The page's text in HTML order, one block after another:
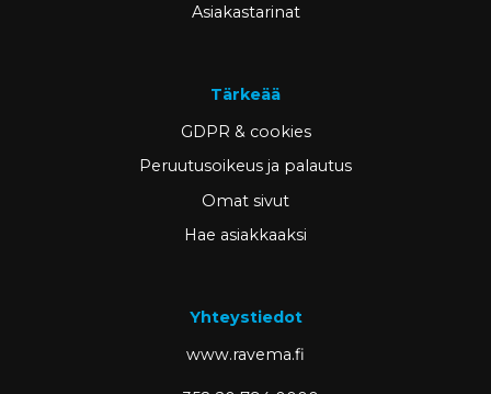
Asiakastarinat
Tärkeää
GDPR & cookies
Peruutusoikeus ja palautus
Omat sivut
Hae asiakkaaksi
Yhteystiedot
www.ravema.fi